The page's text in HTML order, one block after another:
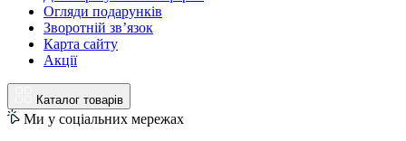
Огляди подарунків
Зворотній зв’язок
Карта сайту
Акції
Каталог товарів
Ми у соціальних мережах